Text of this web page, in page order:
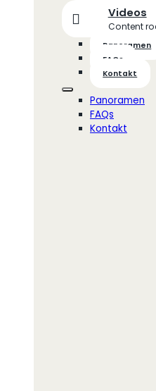
Videos
Content
Panoramen
FAQs
Kontakt
Panoramen
FAQs
Kontakt